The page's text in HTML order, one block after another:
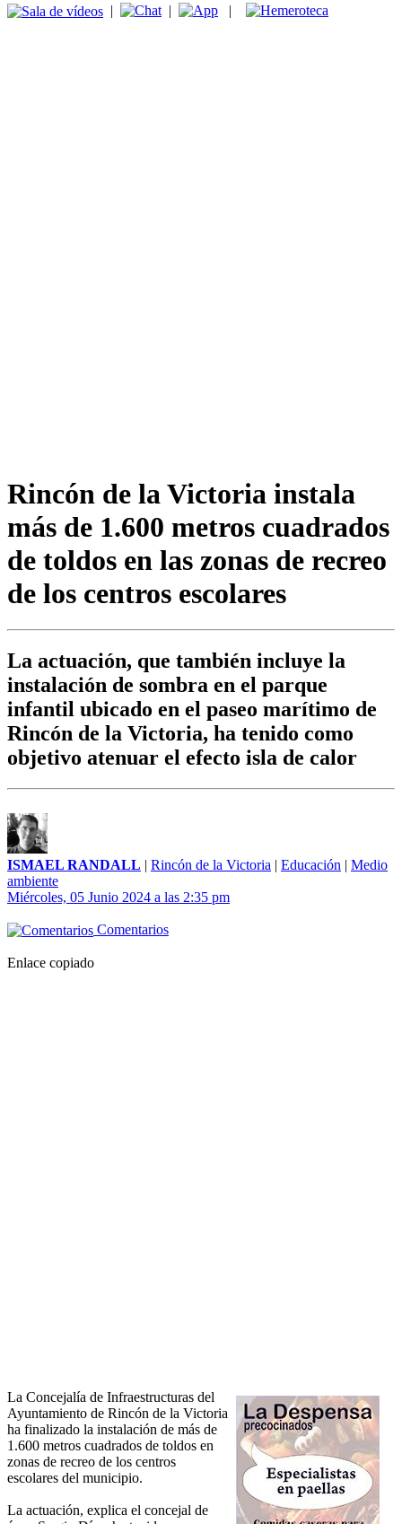
| | |
Rincón de la Victoria instala
más de 1.600 metros cuadrados
de toldos en las zonas de recreo
de los centros escolares
La actuación, que también incluye la
instalación de sombra en el parque
infantil ubicado en el paseo marítimo de
Rincón de la Victoria, ha tenido como
objetivo atenuar el efecto isla de calor
ISMAEL RANDALL | Rincón de la Victoria | Educación | Medio
ambiente
Miércoles, 05 Junio 2024 a las 2:35 pm
Comentarios
Enlace copiado
La Concejalía de Infraestructuras del
Ayuntamiento de Rincón de la Victoria
ha finalizado la instalación de más de
1.600 metros cuadrados de toldos en
zonas de recreo de los centros
escolares del municipio.
La actuación, explica el concejal de